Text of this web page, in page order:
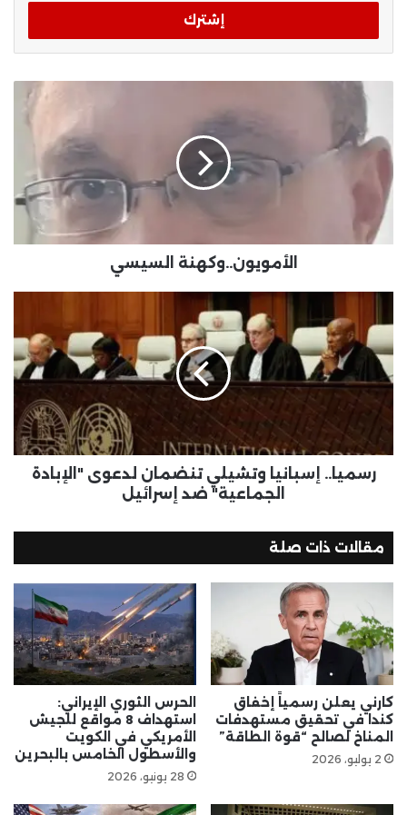
الأمويون..وكهنة السيسي
رسميا.. إسبانيا وتشيلي تنضمان لدعوى "الإبادة
الجماعية" ضد إسرائيل
مقالات ذات صلة
كارني يعلن رسمياً إخفاق
كندا في تحقيق مستهدفات
المناخ لصالح “قوة الطاقة”
2 يوليو، 2026
الحرس الثوري الإيراني:
استهداف 8 مواقع للجيش
الأمريكي في الكويت
والأسطول الخامس بالبحرين
28 يونيو، 2026